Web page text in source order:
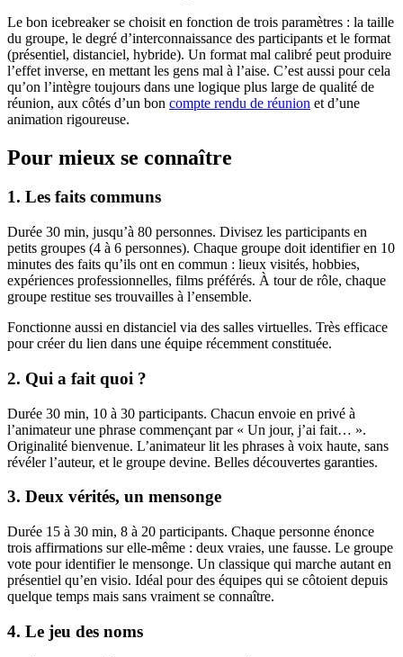
Le bon icebreaker se choisit en fonction de trois paramètres : la taille
du groupe, le degré d’interconnaissance des participants et le format
(présentiel, distanciel, hybride). Un format mal calibré peut produire
l’effet inverse, en mettant les gens mal à l’aise. C’est aussi pour cela
qu’on l’intègre toujours dans une logique plus large de qualité de
réunion, aux côtés d’un bon compte rendu de réunion et d’une
animation rigoureuse.
Pour mieux se connaître
1. Les faits communs
Durée 30 min, jusqu’à 80 personnes. Divisez les participants en
petits groupes (4 à 6 personnes). Chaque groupe doit identifier en 10
minutes des faits qu’ils ont en commun : lieux visités, hobbies,
expériences professionnelles, films préférés. À tour de rôle, chaque
groupe restitue ses trouvailles à l’ensemble.
Fonctionne aussi en distanciel via des salles virtuelles. Très efficace
pour créer du lien dans une équipe récemment constituée.
2. Qui a fait quoi ?
Durée 30 min, 10 à 30 participants. Chacun envoie en privé à
l’animateur une phrase commençant par « Un jour, j’ai fait… ».
Originalité bienvenue. L’animateur lit les phrases à voix haute, sans
révéler l’auteur, et le groupe devine. Belles découvertes garanties.
3. Deux vérités, un mensonge
Durée 15 à 30 min, 8 à 20 participants. Chaque personne énonce
trois affirmations sur elle-même : deux vraies, une fausse. Le groupe
vote pour identifier le mensonge. Un classique qui marche autant en
présentiel qu’en visio. Idéal pour des équipes qui se côtoient depuis
quelque temps mais sans vraiment se connaître.
4. Le jeu des noms